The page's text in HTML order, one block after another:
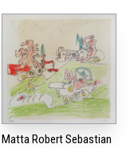
Matta Robert Sebastian